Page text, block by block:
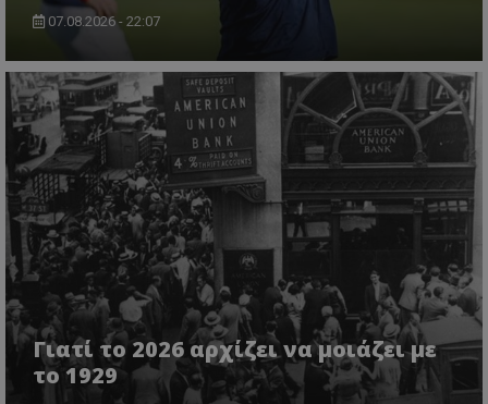
07.08.2026 - 22:07
Γιατί το 2026 αρχίζει να μοιάζει με
το 1929